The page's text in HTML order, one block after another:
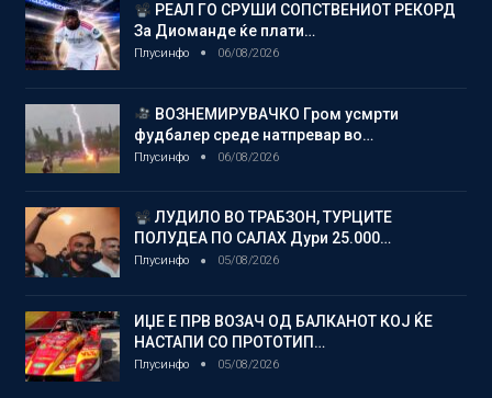
РЕАЛ ГО СРУШИ СОПСТВЕНИОТ РЕКОРД
За Диоманде ќе плати…
Плусинфо 06/08/2026
ВОЗНЕМИРУВАЧКО Гром усмрти
фудбалер среде натпревар во…
Плусинфо 06/08/2026
ЛУДИЛО ВО ТРАБЗОН, ТУРЦИТЕ
ПОЛУДЕА ПО САЛАХ Дури 25.000…
Плусинфо 05/08/2026
ИЏЕ Е ПРВ ВОЗАЧ ОД БАЛКАНОТ КОЈ ЌЕ
НАСТАПИ СО ПРОТОТИП…
Плусинфо 05/08/2026